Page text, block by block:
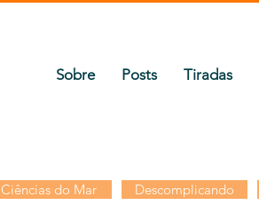
Sobre Posts Tiradas
Ciências do Mar Descomplicando